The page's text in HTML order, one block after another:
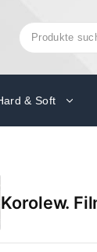
Suchen
nach:
& Soft
Korolew.